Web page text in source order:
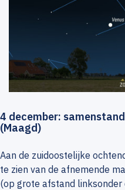
4 december:
(Maagd)
Aan de zuidoostelijke
te zien van de afnemende
(op grote afstand linksonder